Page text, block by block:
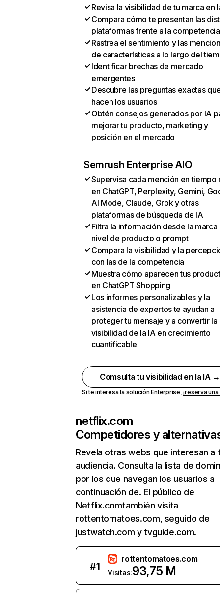
Revisa la visibilidad de tu marca en
Compara cómo te presentan las
plataformas frente a la competencia
Rastrea el sentimiento y las
de características a lo largo del
Identificar brechas de mercado
emergentes
Descubre las preguntas exactas
hacen los usuarios
Obtén consejos generados por IA
mejorar tu producto, marketing y
posición en el mercado
Semrush Enterprise AIO
Supervisa cada mención en tiempo
en ChatGPT, Perplexity, Gemini,
AI Mode, Claude, Grok y otras
plataformas de búsqueda de IA
Filtra la información desde la marca
nivel de producto o prompt
Compara la visibilidad y la
con las de la competencia
Muestra cómo aparecen tus
en ChatGPT Shopping
Los informes personalizables y la
asistencia de expertos te ayudan a
proteger tu mensaje y a convertir la
visibilidad de la IA en crecimiento
cuantificable
Comsulta tu visibilidad en la IA →
Si te interesa la solución Enterprise,¡reserva
netflix.com
Competidores y
Revela otras webs que interesan a
audiencia. Consulta la lista de
por los que navegan los usuarios a
continuación de. El público de
Netflix.comtambién visita
rottentomatoes.com, seguido de
justwatch.com y tvguide.com.
#1
rottentomatoes.com
Visitas:93,75 M